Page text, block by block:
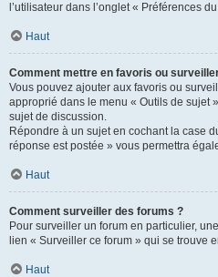
l’utilisateur dans l’onglet « Préférences
Haut
Comment mettre en favoris ou
Vous pouvez ajouter aux favoris ou
approprié dans le menu « Outils de sujet
sujet de discussion.
Répondre à un sujet en cochant la case
réponse est postée » vous permettra
Haut
Comment surveiller des forums ?
Pour surveiller un forum en particulier,
lien « Surveiller ce forum » qui se trouve
Haut